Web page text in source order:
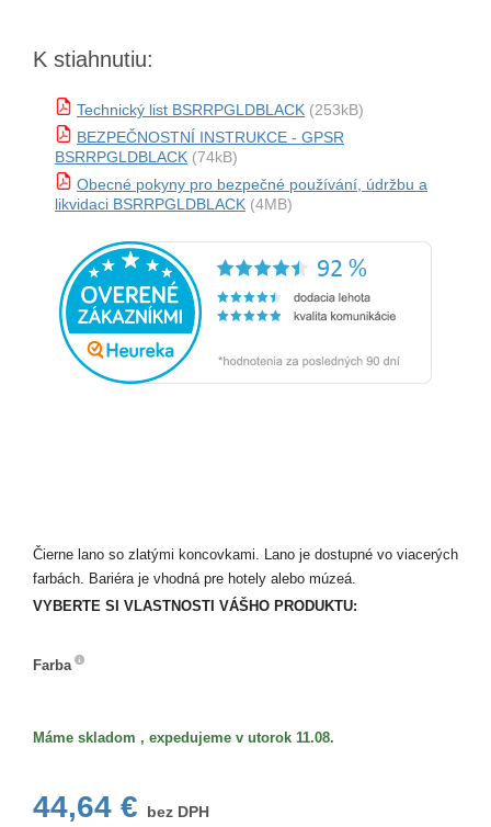
K stiahnutiu:
Technický list BSRRPGLDBLACK (253kB)
BEZPEČNOSTNÍ INSTRUKCE - GPSR
BSRRPGLDBLACK (74kB)
Obecné pokyny pro bezpečné používání, údržbu a
likvidaci BSRRPGLDBLACK (4MB)
Čierne lano so zlatými koncovkami. Lano je dostupné vo viacerých
farbách. Bariéra je vhodná pre hotely alebo múzeá.
VYBERTE SI VLASTNOSTI VÁŠHO PRODUKTU:
Farba
Máme skladom , expedujeme v utorok 11.08.
44,64 €
bez DPH